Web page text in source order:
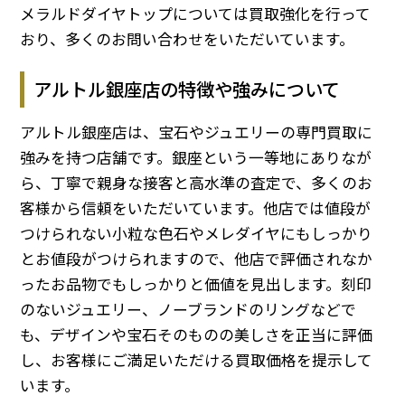
メラルドダイヤトップについては買取強化を行って
おり、多くのお問い合わせをいただいています。
アルトル銀座店の特徴や強みについて
アルトル銀座店は、宝石やジュエリーの専門買取に
強みを持つ店舗です。銀座という一等地にありなが
ら、丁寧で親身な接客と高水準の査定で、多くのお
客様から信頼をいただいています。他店では値段が
つけられない小粒な色石やメレダイヤにもしっかり
とお値段がつけられますので、他店で評価されなか
ったお品物でもしっかりと価値を見出します。刻印
のないジュエリー、ノーブランドのリングなどで
も、デザインや宝石そのものの美しさを正当に評価
し、お客様にご満足いただける買取価格を提示して
います。